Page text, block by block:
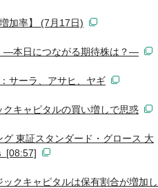
加率】 (7月17日)
本日につながる期待株は？―
サーラ、アサヒ、ヤギ
キャピタルの買い増しで思惑
東証スタンダード・グロース 大
[08:57]
クキャピタルは保有割合が増加し